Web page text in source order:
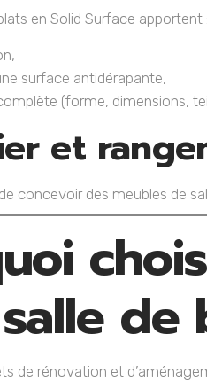
en Solid Surface apportent :
surface antidérapante,
(forme, dimensions,
et
concevoir des meubles de
de
de rénovation et